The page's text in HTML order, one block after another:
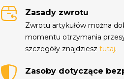
Zasady zwrotu
Zwrotu artykułów można
momentu otrzymania
szczegóły znajdziesztutaj.
Zasoby dotyczące